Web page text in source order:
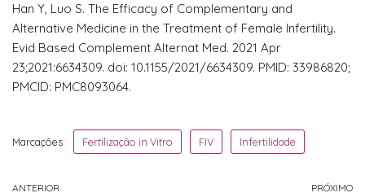
Han Y, Luo S. The Efficacy of Complementary and
Alternative Medicine in the Treatment of Female Infertility.
Evid Based Complement Alternat Med. 2021 Apr
23;2021:6634309. doi: 10.1155/2021/6634309. PMID: 33986820;
PMCID: PMC8093064.
Marcações: Fertilização in Vitro FIV Infertilidade
ANTERIOR PRÓXIMO